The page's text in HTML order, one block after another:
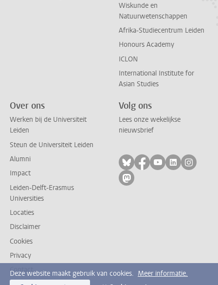
Wiskunde en
Natuurwetenschappen
Afrika-Studiecentrum Leiden
Honours Academy
ICLON
International Institute for
Asian Studies
Over ons
Werken bij de Universiteit
Leiden
Steun de Universiteit Leiden
Alumni
Impact
Leiden-Delft-Erasmus
Universities
Locaties
Disclaimer
Cookies
Privacy
Contact
Volg ons
Lees onze wekelijkse
nieuwsbrief
Volg ons op bluesky
Volg ons op
Volg ons op
Volg ons
Volg
Volg ons op mastodon
Deze website maakt gebruik van cookies. Meer informatie.